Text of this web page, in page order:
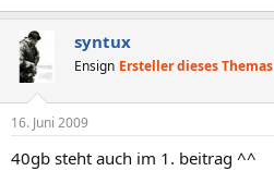
syntux
Ensign Ersteller dieses Themas
16. Juni 2009
40gb steht auch im 1. beitrag ^^